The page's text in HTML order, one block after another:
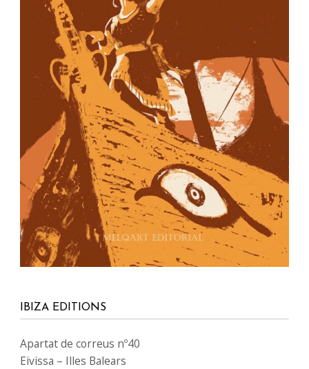
IBIZA EDITIONS
Apartat de correus nº40
Eivissa – Illes Balears